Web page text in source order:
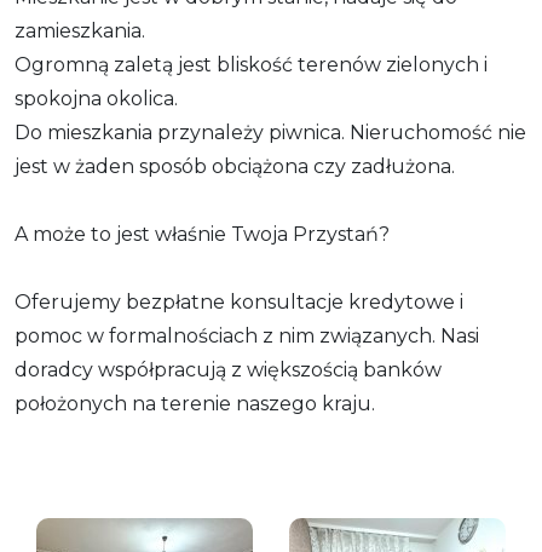
zamieszkania.
Ogromną zaletą jest bliskość terenów zielonych i
spokojna okolica.
Do mieszkania przynależy piwnica. Nieruchomość nie
jest w żaden sposób obciążona czy zadłużona.
A może to jest właśnie Twoja Przystań?
Oferujemy bezpłatne konsultacje kredytowe i
pomoc w formalnościach z nim związanych. Nasi
doradcy współpracują z większością banków
położonych na terenie naszego kraju.